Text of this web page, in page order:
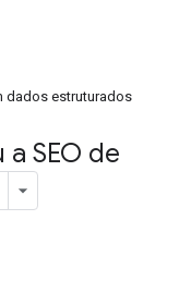
dados estruturados
SEO de